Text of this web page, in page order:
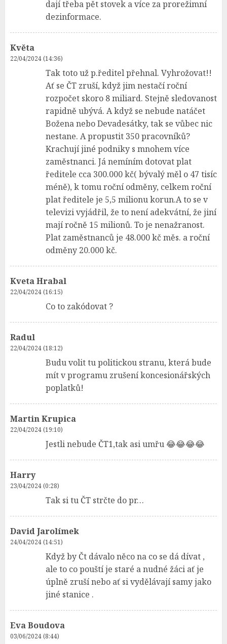
dají třeba pět stovek a více za prorežimní
dezinformace.
Květa
22/04/2024 (14:36)
Tak toto už p.ředitel přehnal. Vyhrožovat!!
Ať se ČT zruší, když jim nestačí roční
rozpočet skoro 8 miliard. Stejně sledovanost
rapidně ubývá. A když se nebude natáčet
Božena nebo Devadesátky, tak se vůbec nic
nestane. A propustit 350 pracovníků?
Krachují jiné podniky s mnohem více
zaměstnanci. Já nemíním dotovat plat
ředitele cca 300.000 kč( bývalý měl o 47 tisíc
méně), k tomu roční odměny, celkem roční
plat ředitele je 5,5 milionu korun.A to se v
televizi vyjádřil, že to není adekvátní, že jiní
mají ročně 15 milionů. To je nenažranost.
Plat zaměstnanců je 48.000 kč měs. a roční
odměny 20.000 kč.
Kveta Hrabal
22/04/2024 (16:15)
Co to zakódovat ?
Radul
22/04/2024 (18:12)
Budu volit tu politickou stranu, která bude
mít v programu zrušení koncesionářských
poplatků!
Martin Krupica
22/04/2024 (19:10)
Jestli nebude ČT1,tak asi umřu 😂😂😂😂
Harry
23/04/2024 (0:28)
Tak si tu ČT strčte do pr…
David Jarolímek
24/04/2024 (14:51)
Když by Čt dávalo něco na co se dá dívat ,
ale to co pouští je staré a nudné žáci ať je
úplně zruší nebo ať si vydělávají samy jako
jiné stanice .
Eva Boudova
03/06/2024 (8:44)